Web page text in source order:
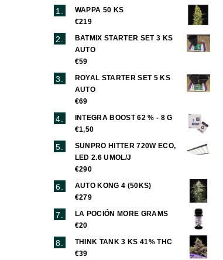
WAPPA 50 KS
€219
BATMIX STARTER SET 3 KS
AUTO
€59
ROYAL STARTER SET 5 KS
AUTO
€69
INTEGRA BOOST 62 % - 8 G
€1,50
SUNPRO HITTER 720W ECO,
LED 2.6 UMOL/J
€290
AUTO KONG 4 (50KS)
€279
LA POCIÓN MORE GRAMS
€20
THINK TANK 3 KS 41% THC
€39